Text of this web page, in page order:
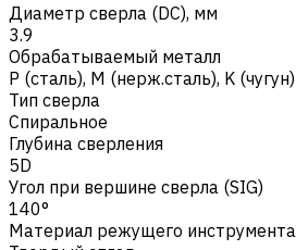
Диаметр сверла (DC), мм
3.9
Обрабатываемый металл
Р (сталь), M (нерж.сталь), K (чугун)
Тип сверла
Спиральное
Глубина сверления
5D
Угол при вершине сверла (SIG)
140°
Материал режущего инструмента